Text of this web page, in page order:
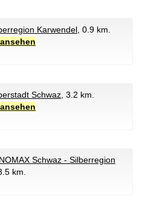
Karwendel , 0.9 km.
Schwaz , 3.2 km.
Schwaz - Silberregion
km.